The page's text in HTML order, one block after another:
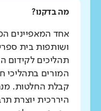
מה בדקנו?
אחד המאפיינים
ושותפות בית
תהליכים לקידום
המורים בתהליכי
קבלת החלטות.
היררכית יוצרת